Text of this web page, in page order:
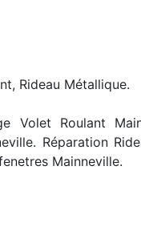
Rideau Métallique.
Volet Roulant
Réparation
Mainneville.